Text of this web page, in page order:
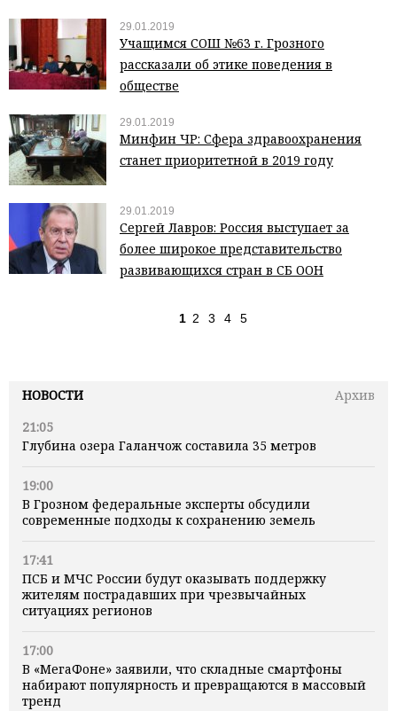
НОВОСТИ
Архив
21:05
Глубина озера Галанчож составила 35 метров
19:00
В Грозном федеральные эксперты обсудили
современные подходы к сохранению земель
17:41
ПСБ и МЧС России будут оказывать поддержку
жителям пострадавших при чрезвычайных
ситуациях регионов
17:00
В «МегаФоне» заявили, что складные смартфоны
набирают популярность и превращаются в массовый
тренд
29.01.2019
Учащимся СОШ №63 г. Грозного
рассказали об этике поведения в
обществе
29.01.2019
Минфин ЧР: Сфера здравоохранения
станет приоритетной в 2019 году
29.01.2019
Сергей Лавров: Россия выступает за
более широкое представительство
развивающихся стран в СБ ООН
1 2 3 4 5